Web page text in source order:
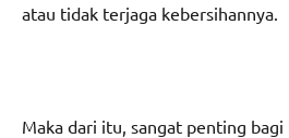
atau tidak terjaga kebersihannya.
Maka dari itu, sangat penting